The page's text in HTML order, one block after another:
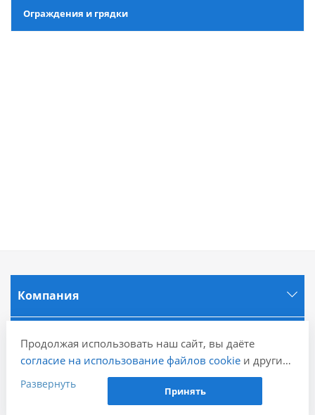
Ограждения и грядки
Компания
Информация
Города
Продолжая использовать наш сайт, вы даёте
согласие на использование файлов cookieи других
пользовательских данных (включая IP-адрес,
сведения о местоположении, устройстве, действиях
Развернуть
Принять